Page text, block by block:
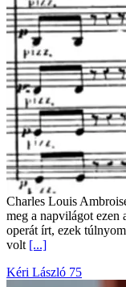
Charles Louis
meg a napvilágot ezen
operát írt, ezek
volt [...]
Kéri László 75